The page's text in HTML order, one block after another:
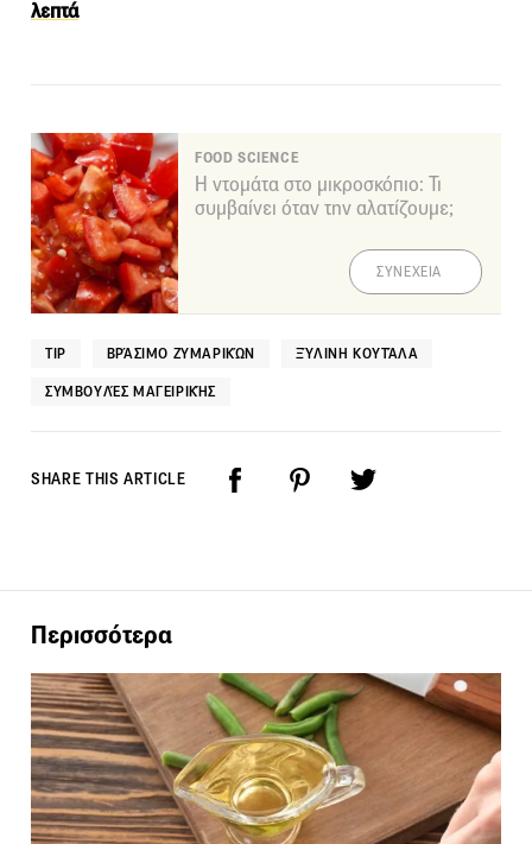
λεπτά
FOOD SCIENCE
Η ντομάτα στο μικροσκόπιο: Τι
συμβαίνει όταν την αλατίζουμε;
ΣΥΝΕΧΕΙΑ
TIP ΒΡΆΣΙΜΟ ΖΥΜΑΡΙΚΏΝ ΞΎΛΙΝΗ ΚΟΥΤΆΛΑ
ΣΥΜΒΟΥΛΈΣ ΜΑΓΕΙΡΙΚΉΣ
SHARE THIS ARTICLE
Περισσότερα